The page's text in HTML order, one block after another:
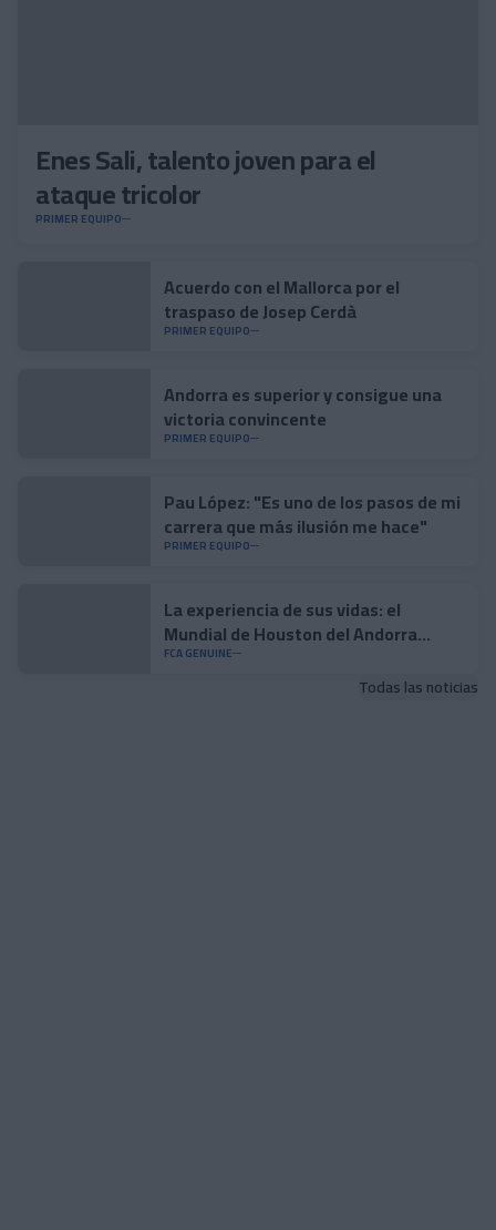
Enes Sali, talento joven para el
ataque tricolor
PRIMER EQUIPO
Acuerdo con el Mallorca por el
traspaso de Josep Cerdà
PRIMER EQUIPO
Andorra es superior y consigue una
victoria convincente
PRIMER EQUIPO
Pau López: "Es uno de los pasos de mi
carrera que más ilusión me hace"
PRIMER EQUIPO
La experiencia de sus vidas: el
Mundial de Houston del Andorra
Genuine
FCA GENUINE
Todas las noticias